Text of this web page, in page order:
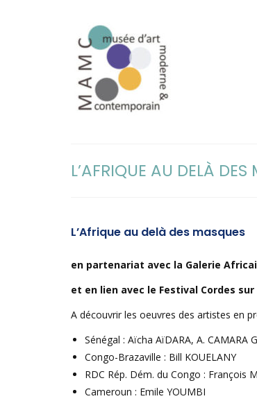
L’AFRIQUE AU DELÀ
L’Afrique au delà des masques
en partenariat avec la Galerie
et en lien avec le Festival Cordes sur
A découvrir les oeuvres des artistes en
Sénégal : Aïcha AïDARA, A. CAMARA
Congo-Brazaville : Bill KOUELANY
RDC Rép. Dém. du Congo : François
Cameroun : Emile YOUMBI